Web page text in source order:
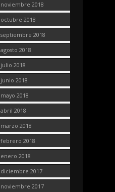
noviembre 2018
octubre 2018
septiembre 2018
agosto 2018
julio 2018
junio 2018
mayo 2018
abril 2018
marzo 2018
febrero 2018
enero 2018
diciembre 2017
noviembre 2017